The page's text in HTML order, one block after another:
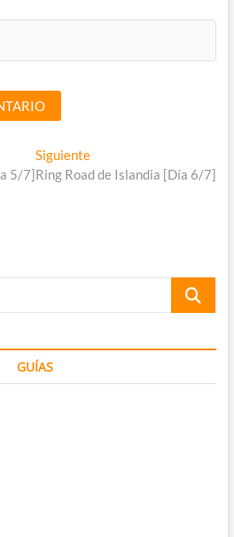
5/7]
SiguienteEntrada
siguiente:
Ring Road de Islandia [Día 6/7]
Buscar
GUÍAS